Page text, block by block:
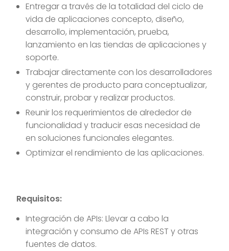
Entregar a través de la totalidad del ciclo de
vida de aplicaciones concepto, diseño,
desarrollo, implementación, prueba,
lanzamiento en las tiendas de aplicaciones y
soporte.
Trabajar directamente con los desarrolladores
y gerentes de producto para conceptualizar,
construir, probar y realizar productos.
Reunir los requerimientos de alrededor de
funcionalidad y traducir esas necesidad de
en soluciones funcionales elegantes.
Optimizar el rendimiento de las aplicaciones.
Requisitos:
Integración de APIs: Llevar a cabo la
integración y consumo de APIs REST y otras
fuentes de datos.